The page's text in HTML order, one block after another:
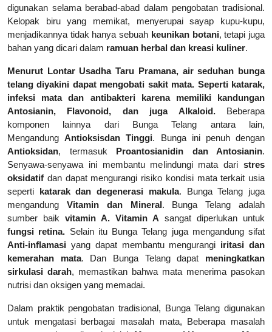
digunakan selama berabad-abad dalam pengobatan tradisional.
Kelopak biru yang memikat, menyerupai sayap kupu-kupu,
menjadikannya tidak hanya sebuah keunikan botani, tetapi juga
bahan yang dicari dalam ramuan herbal dan kreasi kuliner.
Menurut Lontar Usadha Taru Pramana, air seduhan bunga
telang diyakini dapat mengobati sakit mata. Seperti katarak,
infeksi mata dan antibakteri karena memiliki kandungan
Antosianin, Flavonoid, dan juga Alkaloid. Beberapa
komponen lainnya dari Bunga Telang antara lain,
MengandungAntioksisdan Tinggi. Bunga ini penuh dengan
Antioksidan, termasuk Proantosianidin dan Antosianin.
Senyawa-senyawa ini membantu melindungi mata dari stres
oksidatif dan dapat mengurangi risiko kondisi mata terkait usia
seperti katarak dan degenerasi makula. Bunga Telang juga
mengandung Vitamin dan Mineral. Bunga Telang adalah
sumber baik vitamin A. Vitamin A sangat diperlukan untuk
fungsi retina. Selain itu Bunga Telang juga mengandung sifat
Anti-inflamasi yang dapat membantu mengurangi iritasi dan
kemerahan mata. Dan Bunga Telang dapat meningkatkan
sirkulasi darah, memastikan bahwa mata menerima pasokan
nutrisi dan oksigen yang memadai.
Dalam praktik pengobatan tradisional, Bunga Telang digunakan
untuk mengatasi berbagai masalah mata, Beberapa masalah